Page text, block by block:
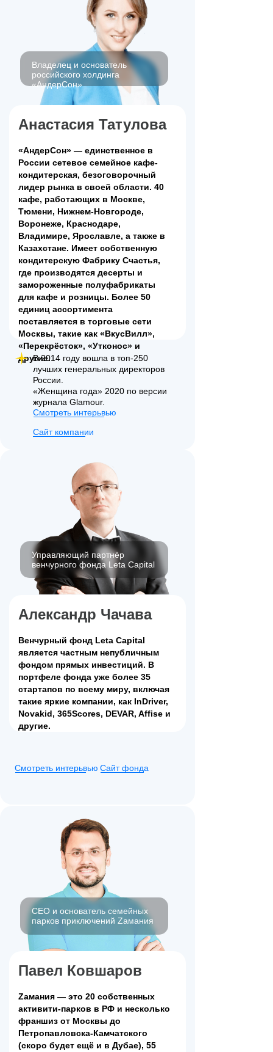
Анастасия Татулова
«АндерСон» — единственное в
России сетевое семейное кафе-
кондитерская, безоговорочный
лидер рынка в своей области. 40
кафе, работающих в Москве,
Тюмени, Нижнем-Новгороде,
Воронеже, Краснодаре,
Владимире, Ярославле, а также в
Казахстане. Имеет собственную
кондитерскую Фабрику Счастья,
где производятся десерты и
замороженные полуфабрикаты
для кафе и розницы. Более 50
единиц ассортимента
поставляется в торговые сети
Москвы, такие как «ВкусВилл»,
«Перекрёсток», «Утконос» и
другие.
В 2014 году вошла в топ-250
лучших генеральных директоров
России.
«Женщина года» 2020 по версии
журнала Glamour.
Смотреть интерьвью
Сайт компании
Владелец и основатель
российского холдинга
«АндерСон»
Александр Чачава
Венчурный фонд Leta Capital
является частным непубличным
фондом прямых инвестиций. В
портфеле фонда уже более 35
стартапов по всему миру, включая
такие яркие компании, как InDriver,
Novakid, 365Scores, DEVAR, Affise и
другие.
Смотреть интерьвью Сайт фонда
Управляющий партнёр
венчурного фонда Leta Capital
Павел Ковшаров
Zамания — это 20 собственных
активити-парков в РФ и несколько
франшиз от Москвы до
Петропавловска-Камчатского
(скоро будет ещё и в Дубае), 55
CEO и основатель семейных
парков приключений Zaмания